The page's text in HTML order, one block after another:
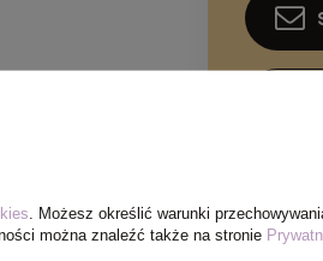
. Możesz określić warunki
można znaleźć także na stronie